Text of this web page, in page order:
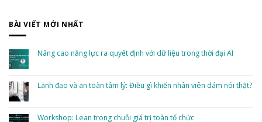
BÀI VIẾT MỚI NHẤT
Nâng cao năng lực ra quyết định với dữ liệu trong thời đại AI
Nâng
cao
định
Lãnh đạo và an toàn tâm lý: Điều gì khiến nhân viên dám nói thật?
đạo
Workshop: Lean trong chuỗi giá trị toàn tổ chức